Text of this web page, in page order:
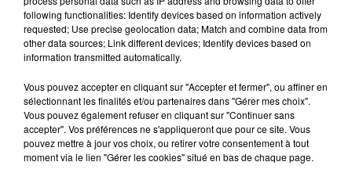
nucléaire ardennaise est à l'arrêt. Une situation
justifiée par la sécheresse intense qui est toujours
présente.
10h16
LE MAGASIN JOUÉCLUB DE REIMS FERME
following functionalities: Identify devices based on information actively
requested; Use precise geolocation data; Match and combine data from
other data sources; Link different devices; Identify devices based on
information transmitted automatically.
Vous pouvez accepter en cliquant sur "Accepter et fermer", ou affiner en
sélectionnant les finalités et/ou partenaires dans "Gérer mes choix".
Vous pouvez également refuser en cliquant sur "Continuer sans
accepter". Vos préférences ne s'appliqueront que pour ce site. Vous
pouvez mettre à jour vos choix, ou retirer votre consentement à tout
moment via le lien "Gérer les cookies" situé en bas de chaque page.